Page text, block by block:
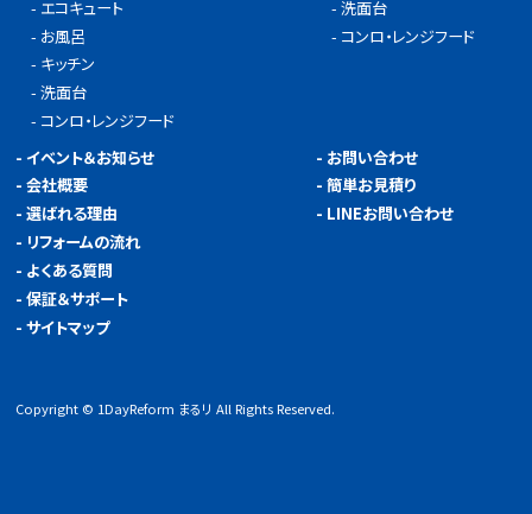
- エコキュート
- お風呂
- キッチン
-洗面台
- コンロ・レンジフード
-洗面台
- コンロ・レンジフード
- イベント＆お知らせ
-会社概要
-選ばれる理由
- リフォームの流れ
- よくある質問
-保証＆サポート
-サイトマップ
- お問い合わせ
-簡単お見積り
- LINEお問い合わせ
Copyright © 1DayReform まるリ All Rights Reserved.